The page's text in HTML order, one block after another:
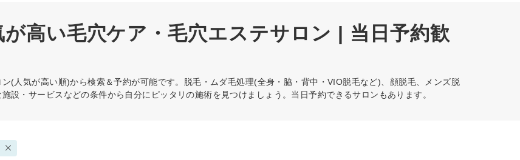
高い毛穴ケア・毛穴エステサロン | 当日予約歓
ン(人気が高い順)から検索＆予約が可能です。脱毛・ムダ毛処理(全身・脇・背中・VIO脱毛など)、顔脱毛、メンズ脱
設・サービスなどの条件から自分にピッタリの施術を見つけましょう。当日予約できるサロンもあります。